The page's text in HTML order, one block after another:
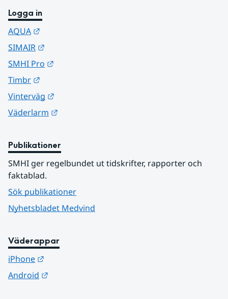
Logga in
AQUA
SIMAIR
SMHI Pro
Timbr
Vinterväg
Väderlarm
Publikationer
SMHI ger regelbundet ut tidskrifter, rapporter och
faktablad.
Sök publikationer
Nyhetsbladet Medvind
Väderappar
iPhone
Android